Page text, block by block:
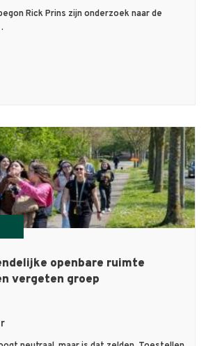
Rick Prins zijn onderzoek naar de
openbare ruimte
vergeten groep